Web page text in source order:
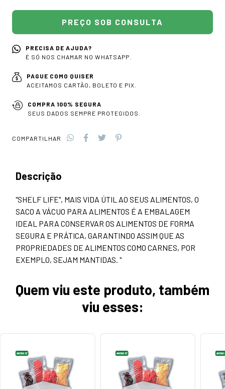
PRECISA DE AJUDA?
É SÓ NOS CHAMAR NO WHATSAPP.
PAGUE COMO QUISER
ACEITAMOS CARTÃO, BOLETO E PIX.
COMPRA 100% SEGURA
SEUS DADOS SEMPRE PROTEGIDOS.
COMPARTILHAR
Descrição
"SHELF LIFE", MAIS VIDA ÚTIL AO SEUS ALIMENTOS, O
SACO A VÁCUO PARA ALIMENTOS É A EMBALAGEM
IDEAL PARA CONSERVAR OS ALIMENTOS DE FORMA
SEGURA E PRÁTICA, GARANTINDO ASSIM QUE AS
PROPRIEDADES DE ALIMENTOS COMO CARNES, POR
EXEMPLO, SEJAM MANTIDAS. "
Quem viu este produto, também
viu esses: